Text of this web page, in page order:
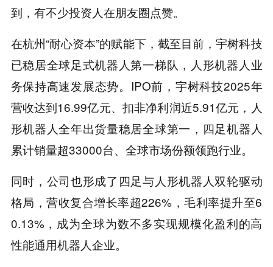
到，有不少投资人在朋友圈点赞。
在杭州“耐心资本”的赋能下，截至目前，宇树科技
已稳居全球足式机器人第一梯队，人形机器人业
务保持高速发展态势。IPO前，宇树科技2025年
营收达到16.99亿元、扣非净利润近5.91亿元，人
形机器人全年出货量稳居全球第一，四足机器人
累计销量超33000台、全球市场份额领跑行业。
同时，公司也形成了四足与人形机器人双轮驱动
格局，营收复合增长率超226%，毛利率提升至6
0.13%，成为全球为数不多实现规模化盈利的高
性能通用机器人企业。